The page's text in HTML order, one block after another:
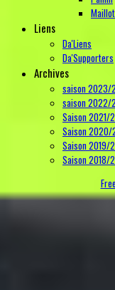
Liens
Da'Liens
Da'Supporters
Archives
saison 2023/
saison 2022/
Saison 2021/
Saison 2020/
Saison 2019/
Saison 2018/